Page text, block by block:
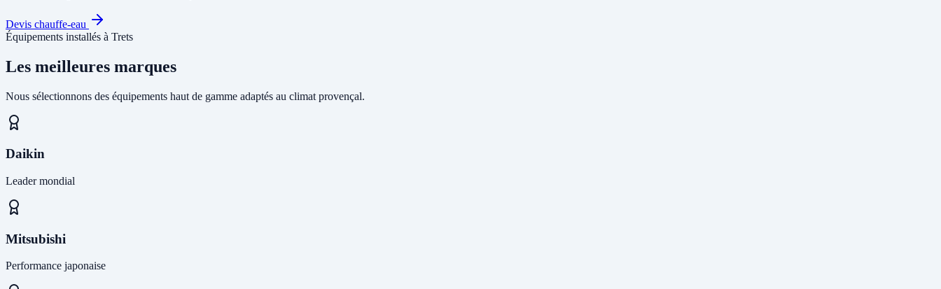
Devis chauffe-eau
Équipements installés à Trets
Les meilleures marques
Nous sélectionnons des équipements haut de gamme adaptés au climat provençal.
Daikin
Leader mondial
Mitsubishi
Performance japonaise